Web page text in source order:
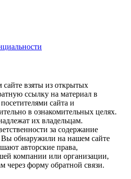
взяты из открытых
ссылку на материал в
сайта и
в ознакомительных целях.
их владельцам.
за содержание
Вы обнаружили на нашем сайте
авторские права,
компании или организации,
через форму обратной связи.